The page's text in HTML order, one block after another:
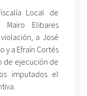
Local de
Elibares
a José
y a Efraín Cortés
de ejecución de
imputados el